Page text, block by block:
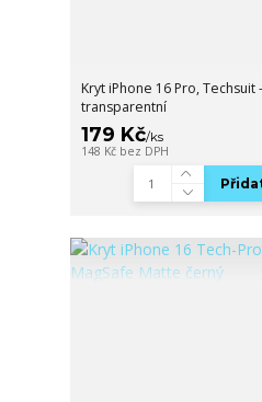
Kryt iPhone 16 Pro, Techsuit
transparentní
179 Kč/ks
148 Kč bez DPH